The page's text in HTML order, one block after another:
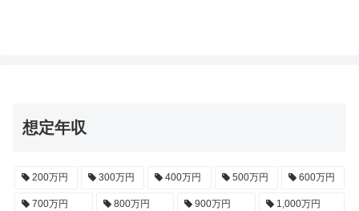
想定年収
200万円 300万円 400万円 500万円 600万円
700万円 800万円 900万円 1,000万円